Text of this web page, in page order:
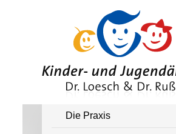
Die Praxis